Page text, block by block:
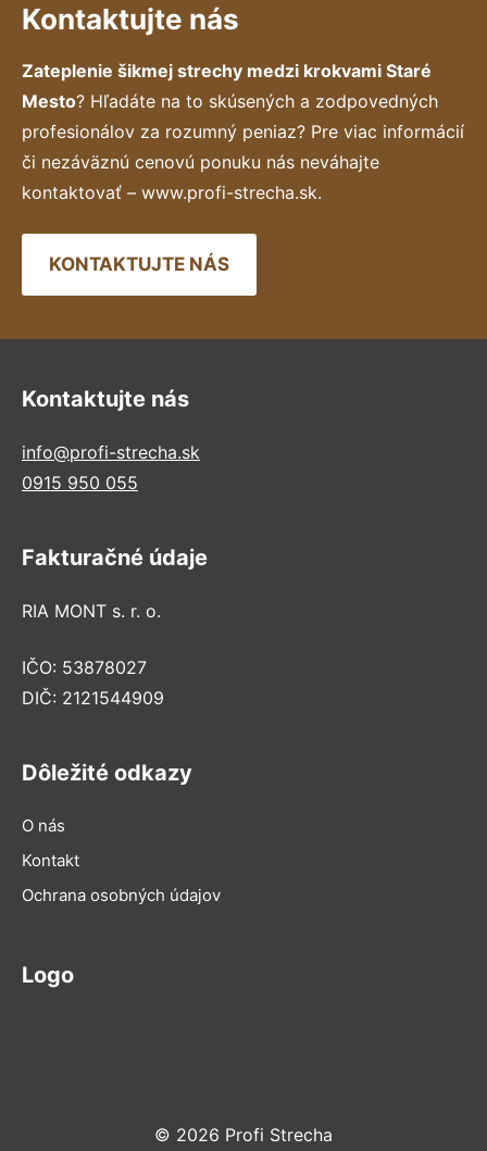
Kontaktujte nás
Zateplenie šikmej strechy medzi krokvami Staré
Mesto? Hľadáte na to skúsených a zodpovedných
profesionálov za rozumný peniaz? Pre viac informácií
či nezáväznú cenovú ponuku nás neváhajte
kontaktovať – www.profi-strecha.sk.
KONTAKTUJTE NÁS
Kontaktujte nás
info@profi-strecha.sk
0915 950 055
Fakturačné údaje
RIA MONT s. r. o.
IČO: 53878027
DIČ: 2121544909
Dôležité odkazy
O nás
Kontakt
Ochrana osobných údajov
Logo
© 2026 Profi Strecha